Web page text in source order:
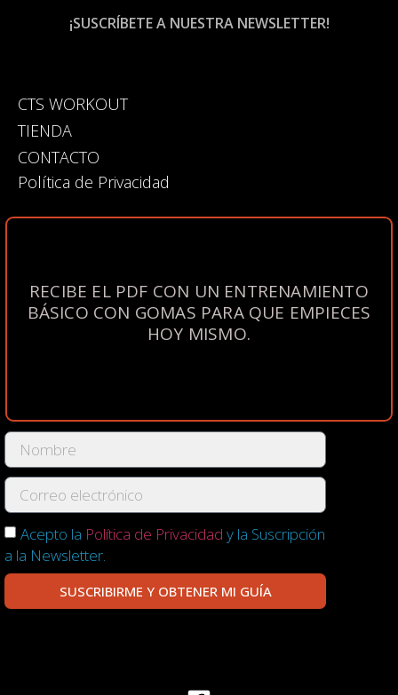
CTS WORKOUT
TIENDA
CONTACTO
Política de Privacidad
RECIBE EL PDF CON UN ENTRENAMIENTO
BÁSICO CON GOMAS PARA QUE EMPIECES
HOY MISMO.
Acepto la Política de Privacidad y la Suscripción
a la Newsletter.
SUSCRIBIRME Y OBTENER MI GUÍA